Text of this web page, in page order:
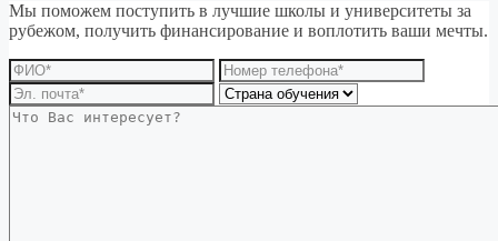
Мы поможем поступить в лучшие школы и университеты за
рубежом, получить финансирование и воплотить ваши мечты.